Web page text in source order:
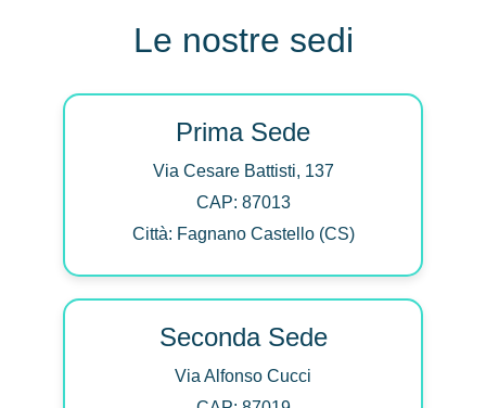
Le nostre sedi
Prima Sede
Via Cesare Battisti, 137
CAP: 87013
Città: Fagnano Castello (CS)
Seconda Sede
Via Alfonso Cucci